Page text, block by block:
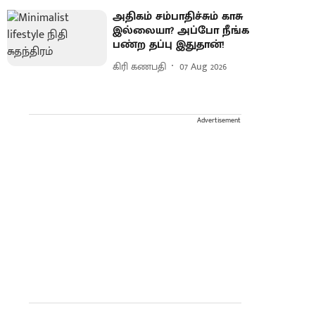
அதிகம் சம்பாதிச்சும் காசு
இல்லையா? அப்போ நீங்க
பண்ற தப்பு இதுதான்!
கிரி கணபதி 07 Aug 2026
Advertisement